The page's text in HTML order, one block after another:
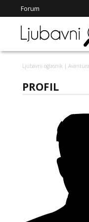
Forum
Ljubavni oglasnik |
PROFIL